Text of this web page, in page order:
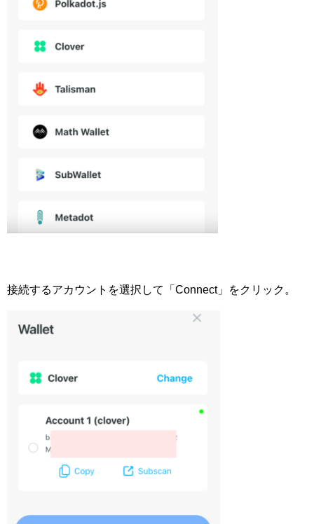
接続するアカウントを選択して「Connect」をクリック。